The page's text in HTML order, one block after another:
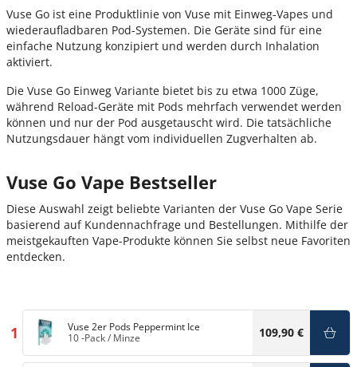
Vuse Go ist eine Produktlinie von Vuse mit Einweg-Vapes und
wiederaufladbaren Pod-Systemen. Die Geräte sind für eine
einfache Nutzung konzipiert und werden durch Inhalation
aktiviert.
Die Vuse Go Einweg Variante bietet bis zu etwa 1000 Züge,
während Reload-Geräte mit Pods mehrfach verwendet werden
können und nur der Pod ausgetauscht wird. Die tatsächliche
Nutzungsdauer hängt vom individuellen Zugverhalten ab.
Vuse Go Vape Bestseller
Diese Auswahl zeigt beliebte Varianten der Vuse Go Vape Serie
basierend auf Kundennachfrage und Bestellungen. Mithilfe der
meistgekauften Vape-Produkte können Sie selbst neue Favoriten
entdecken.
1
Vuse 2er Pods Peppermint Ice
10 -Pack/ Minze 109,90 €